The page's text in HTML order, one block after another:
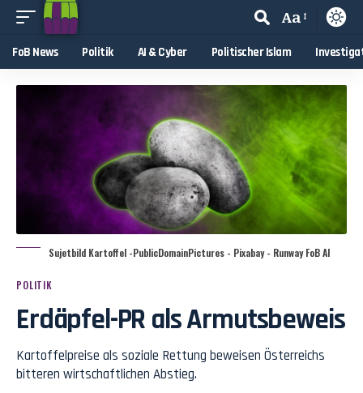
Aa
FoB News Politik AI & Cyber Politischer Islam
Sujetbild Kartoffel -PublicDomainPictures - Pixabay - Runway FoB AI
POLITIK
Erdäpfel-PR als Armutsbeweis
Kartoffelpreise als soziale Rettung beweisen Österreichs
bitteren wirtschaftlichen Abstieg.